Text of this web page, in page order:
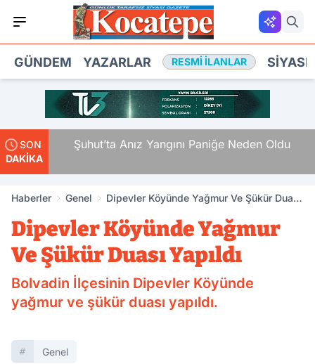
GÜNDEM YAZARLAR RESMI İLANLAR
SON
DAKİKA
Şuhut’ta Anız Yangını Paniğe Neden Oldu
Haberler Genel
Dipevler Köyünde Yağmur Ve Şükür Duası
Dipevler Köyünde Yağmur
Ve Şükür Duası Yapıldı
Bolvadin İlçesinin Dipevler Köyünde
yağmur ve şükür duası yapıldı.
Genel